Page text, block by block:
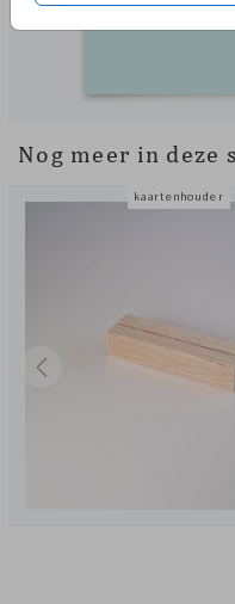
Nog meer in deze
kaartenhouder